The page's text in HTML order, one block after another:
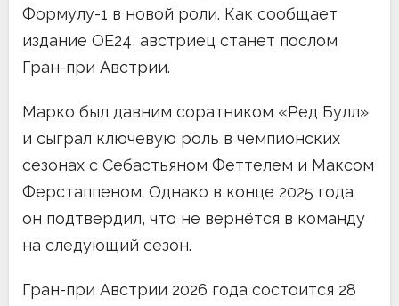
Формулу-1 в новой роли. Как сообщает
издание OE24, австриец станет послом
Гран-при Австрии.
Марко был давним соратником «Ред Булл»
и сыграл ключевую роль в чемпионских
сезонах с Себастьяном Феттелем и Максом
Ферстаппеном. Однако в конце 2025 года
он подтвердил, что не вернётся в команду
на следующий сезон.
Гран-при Австрии 2026 года состоится 28